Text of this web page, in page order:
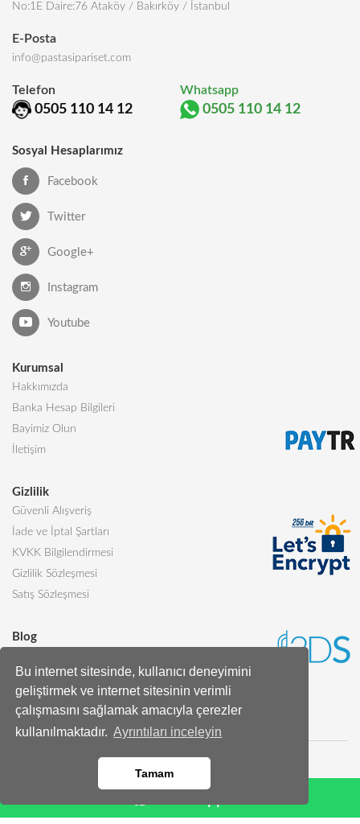
Bu internet sitesinde, kullanıcı deneyimini
geliştirmek ve internet sitesinin verimli
çalışmasını sağlamak amacıyla çerezler
kullanılmaktadır. Ayrıntıları inceleyin
Tamam
No:1E Daire:76 Ataköy / Bakırköy / İstanbul
E-Posta
info@pastasipariset.com
Telefon
0505 110 14 12
Whatsapp
0505 110 14 12
Sosyal Hesaplarımız
Facebook
Twitter
Google+
Instagram
Youtube
Kurumsal
Hakkımızda
Banka Hesap Bilgileri
Bayimiz Olun
İletişim
Gizlilik
Güvenli Alışveriş
İade ve İptal Şartları
KVKK Bilgilendirmesi
Gizlilik Sözleşmesi
Satış Sözleşmesi
Blog
Butik Pasta Nedir?
Tüm Blog Yazıları